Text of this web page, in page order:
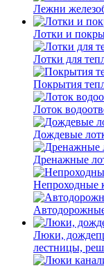
Лежни
Лотки и
Лотки для
Покрытия
Лоток
Дождевые
Дренажные
Люки,
лестницы,